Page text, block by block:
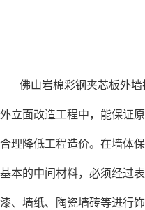
佛山岩棉彩钢夹芯板外
外立面改造工程中，能保证
合理降低工程造价。在墙体
基本的中间材料，必须经过
漆、墙纸、陶瓷墙砖等进行